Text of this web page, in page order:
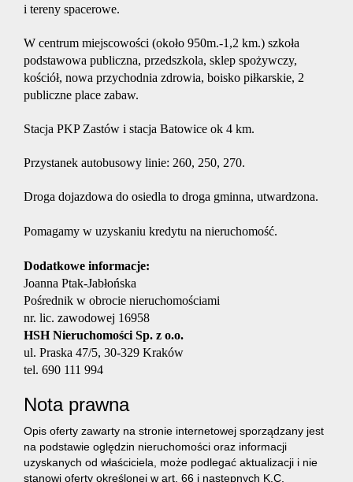
Kariera
i tereny spacerowe.
W centrum miejscowości (około 950m.-1,2 km.) szkoła
podstawowa publiczna, przedszkola, sklep spożywczy,
kościół, nowa przychodnia zdrowia, boisko piłkarskie, 2
publiczne place zabaw.
Stacja PKP Zastów i stacja Batowice ok 4 km.
Przystanek autobusowy linie: 260, 250, 270.
Droga dojazdowa do osiedla to droga gminna, utwardzona.
Pomagamy w uzyskaniu kredytu na nieruchomość.
Dodatkowe informacje:
Joanna Ptak-Jabłońska
Pośrednik w obrocie nieruchomościami
nr. lic. zawodowej 16958
HSH Nieruchomości Sp. z o.o.
ul. Praska 47/5, 30-329 Kraków
tel. 690 111 994
Nota prawna
Opis oferty zawarty na stronie internetowej sporządzany jest
na podstawie oględzin nieruchomości oraz informacji
uzyskanych od właściciela, może podlegać aktualizacji i nie
stanowi oferty określonej w art. 66 i następnych K.C.